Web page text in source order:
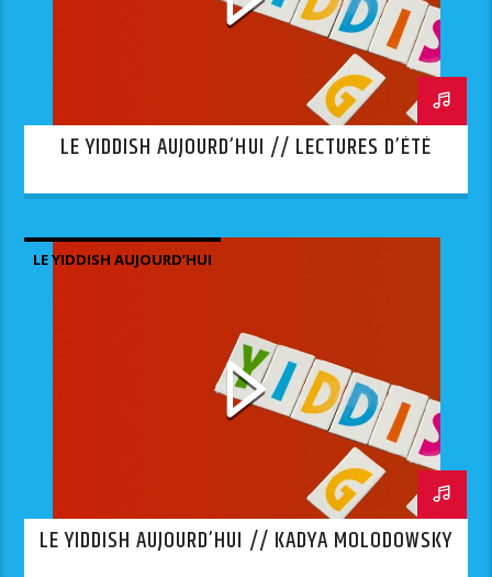
LE YIDDISH AUJOURD’HUI // LECTURES D’ÉTÉ
LE YIDDISH AUJOURD’HUI
LE YIDDISH AUJOURD’HUI // KADYA MOLODOWSKY